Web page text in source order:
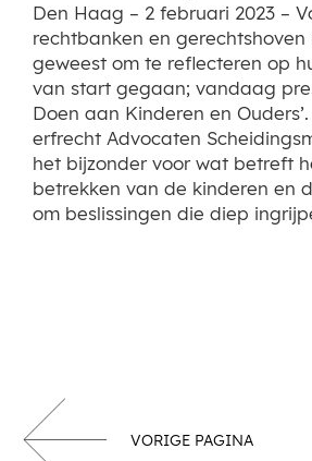
Den Haag – 2 februari 2023 –
rechtbanken en
geweest om te reflecteren op
van start gegaan; vandaag
Doen aan Kinderen en
erfrecht Advocaten
het bijzonder voor wat betreft
betrekken van de kinderen en
om beslissingen die diep
VORIGE PAGINA